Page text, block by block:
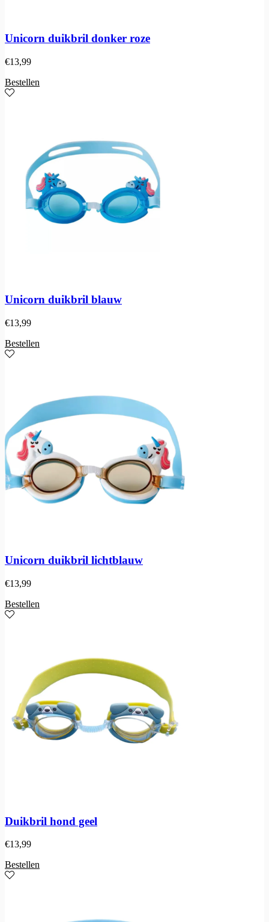
Unicorn duikbril donker roze
€13,99
Bestellen
Unicorn duikbril blauw
€13,99
Bestellen
Unicorn duikbril lichtblauw
€13,99
Bestellen
Duikbril hond geel
€13,99
Bestellen